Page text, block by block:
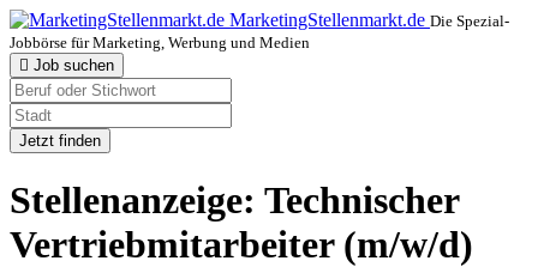
MarketingStellenmarkt.de Die Spezial-
Jobbörse für Marketing, Werbung und Medien
Job suchen
Jetzt finden
Stellenanzeige: Technischer
Vertriebmitarbeiter (m/w/d)